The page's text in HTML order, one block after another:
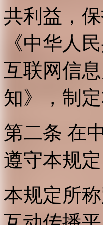
共利益，
《中华人
互联网信
知》，制定
第二条 在
遵守本规定
本规定所